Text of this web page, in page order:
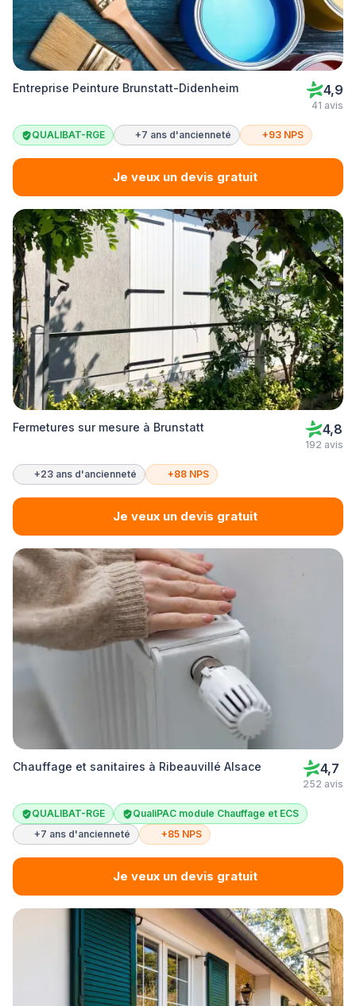
Entreprise Peinture Brunstatt-Didenheim 4,9
41 avis
QUALIBAT-RGE +7 ans d'ancienneté +93 NPS
Je veux un devis gratuit
Fermetures sur mesure à Brunstatt 4,8
192 avis
+23 ans d'ancienneté +88 NPS
Je veux un devis gratuit
Chauffage et sanitaires à Ribeauvillé Alsace 4,7
252 avis
QUALIBAT-RGE
QualiPAC module Chauffage et ECS
+7 ans d'ancienneté
+85 NPS
Je veux un devis gratuit